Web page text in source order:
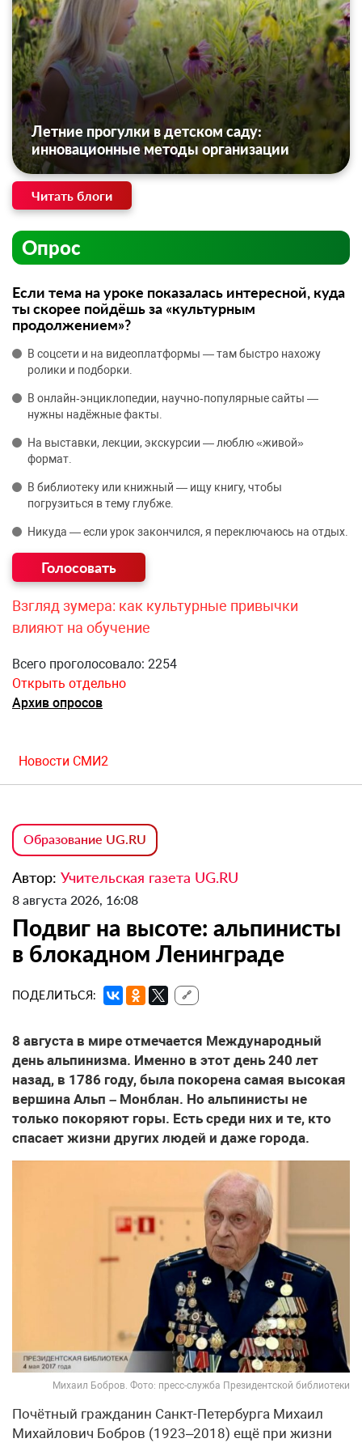
Летние прогулки в детском саду:
инновационные методы организации
Читать блоги
Опрос
Если тема на уроке показалась интересной, куда
ты скорее пойдёшь за «культурным
продолжением»?
В соцсети и на видеоплатформы — там быстро нахожу
ролики и подборки.
В онлайн‑энциклопедии, научно‑популярные сайты —
нужны надёжные факты.
На выставки, лекции, экскурсии — люблю «живой»
формат.
В библиотеку или книжный — ищу книгу, чтобы
погрузиться в тему глубже.
Никуда — если урок закончился, я переключаюсь на отдых.
Взгляд зумера: как культурные привычки
влияют на обучение
Всего проголосовало: 2254
Открыть отдельно
Архив опросов
Новости СМИ2
Образование UG.RU
Автор: Учительская газета UG.RU
8 августа 2026, 16:08
Подвиг на высоте: альпинисты
в блокадном Ленинграде
ПОДЕЛИТЬСЯ: 🔗
8 августа в мире отмечается Международный
день альпинизма. Именно в этот день 240 лет
назад, в 1786 году, была покорена самая высокая
вершина Альп – Монблан. Но альпинисты не
только покоряют горы. Есть среди них и те, кто
спасает жизни других людей и даже города.
Михаил Бобров. Фото: пресс-служба Президентской библиотеки
Почётный гражданин Санкт-Петербурга Михаил
Михайлович Бобров (1923–2018) ещё при жизни